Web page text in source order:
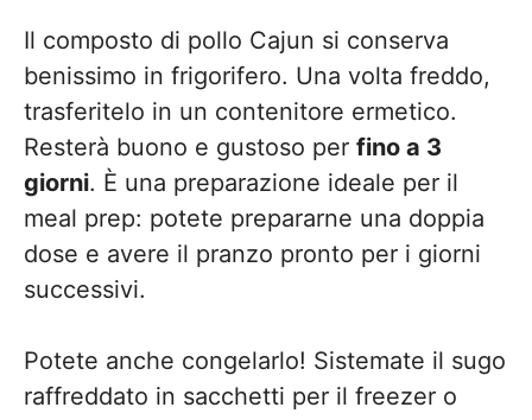
Il composto di pollo Cajun si conserva
benissimo in frigorifero. Una volta freddo,
trasferitelo in un contenitore ermetico.
Resterà buono e gustoso per fino a 3
giorni. È una preparazione ideale per il
meal prep: potete prepararne una doppia
dose e avere il pranzo pronto per i giorni
successivi.
Potete anche congelarlo! Sistemate il sugo
raffreddato in sacchetti per il freezer o